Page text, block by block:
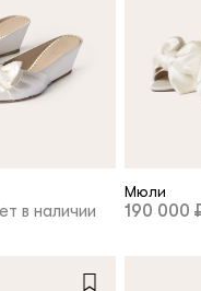
клиент
почта
в наличии
Мюли
190 000